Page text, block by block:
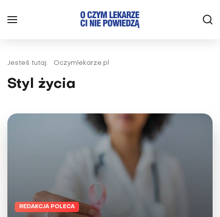
Jesteś tutaj: Oczymlekarze.pl
Styl życia
REDAKCJA POLECA
Herbaty Big-Active - naturalne